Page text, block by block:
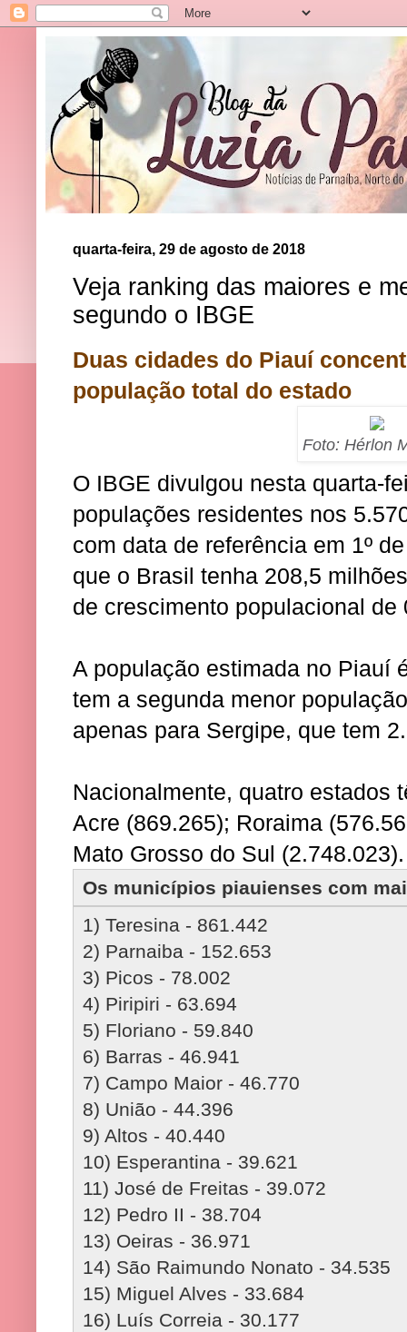
quarta-feira, 29 de agosto de 2018
Veja ranking das maiores e
segundo o IBGE
Duas cidades do Piauí
população total do estado
Foto: Hérlon
O IBGE divulgou nesta quarta-
populações residentes nos
com data de referência em 1º
que o Brasil tenha 208,5
de crescimento populacional de
A população estimada no Piauí
tem a segunda menor
apenas para Sergipe, que tem
Nacionalmente, quatro estados
Acre (869.265); Roraima
Mato Grosso do Sul (2.748.023).
Os municípios piauienses com
1) Teresina - 861.442
2) Parnaiba - 152.653
3) Picos - 78.002
4) Piripiri - 63.694
5) Floriano - 59.840
6) Barras - 46.941
7) Campo Maior - 46.770
8) União - 44.396
9) Altos - 40.440
10) Esperantina - 39.621
11) José de Freitas - 39.072
12) Pedro II - 38.704
13) Oeiras - 36.971
14) São Raimundo Nonato - 34.535
15) Miguel Alves - 33.684
16) Luís Correia - 30.177